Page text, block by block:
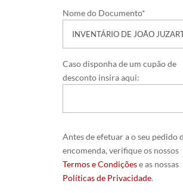
Nome do Documento*
Caso disponha de um cupão de
desconto insira aqui:
Antes de efetuar a o seu pedido
encomenda, verifique os nossos
Termos e Condiçõese as nossas
Políticas de Privacidade.